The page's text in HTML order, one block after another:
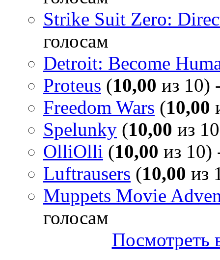
Strike Suit Zero:
голосам
Detroit: Become
Proteus (10,00 из 10)
Freedom Wars (10,00
Spelunky (10,00 из
OlliOlli (10,00 из 10)
Luftrausers (10,00 из
Muppets Movie
голосам
Посмотреть